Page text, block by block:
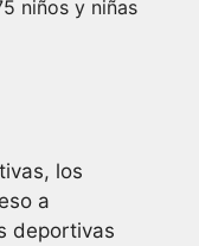
niños y niñas
los
a
deportivas